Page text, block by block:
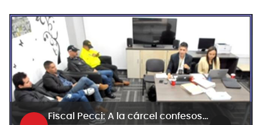
Fiscal Pecci: A la cárcel confesos partícipes del crimen